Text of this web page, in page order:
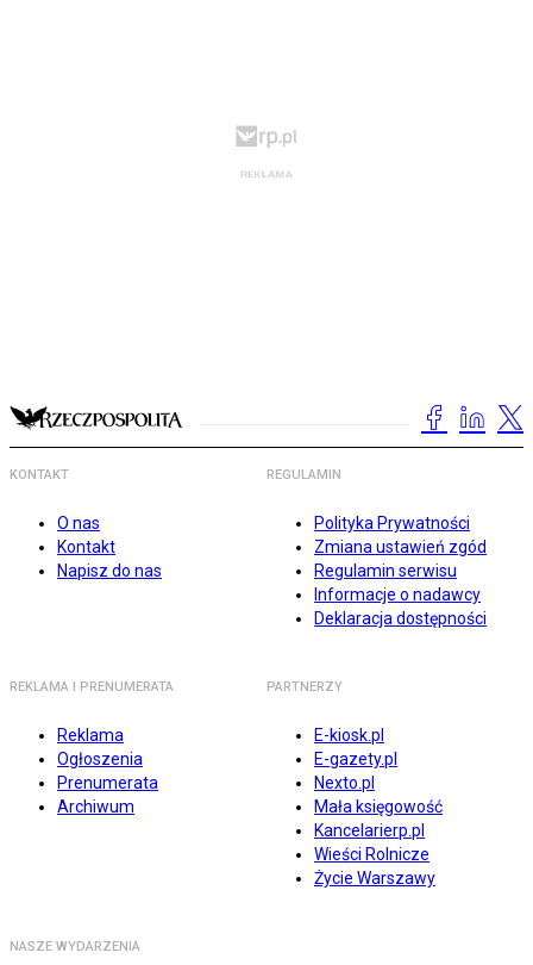
KONTAKT
O nas
Kontakt
Napisz do nas
REGULAMIN
Polityka Prywatności
Zmiana ustawień zgód
Regulamin serwisu
Informacje o nadawcy
Deklaracja dostępności
REKLAMA I PRENUMERATA
Reklama
Ogłoszenia
Prenumerata
Archiwum
PARTNERZY
E-kiosk.pl
E-gazety.pl
Nexto.pl
Mała księgowość
Kancelarierp.pl
Wieści Rolnicze
Życie Warszawy
NASZE WYDARZENIA